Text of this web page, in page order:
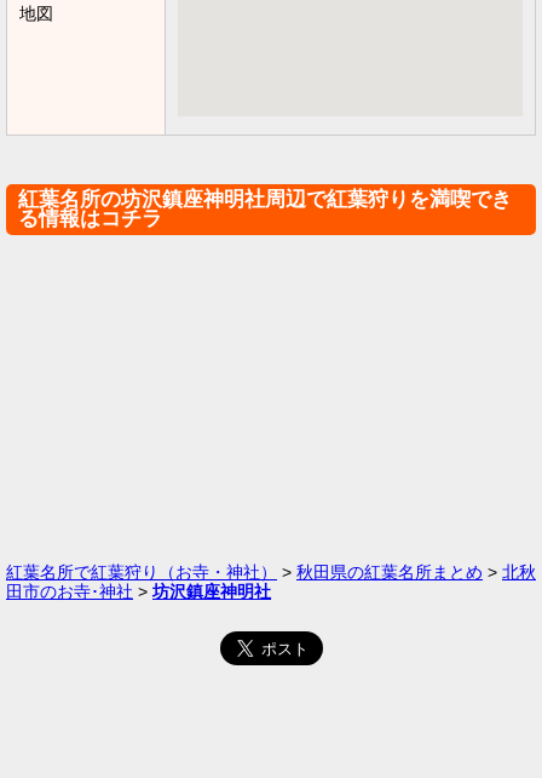
地図
紅葉名所の坊沢鎮座神明社周辺で紅葉狩りを満喫でき
る情報はコチラ
紅葉名所で紅葉狩り（お寺・神社） > 秋田県の紅葉名所まとめ > 北秋
田市のお寺･神社 >坊沢鎮座神明社